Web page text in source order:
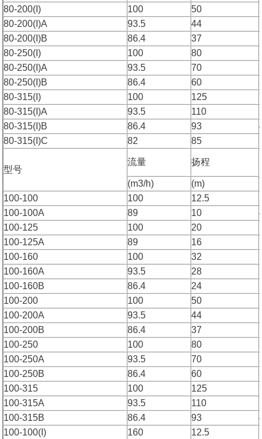
80-200(I)
100 50
80-200(I)A
93.5 44
80-200(I)B
86.4 37
80-250(I)
100 80
80-250(I)A
93.5 70
80-250(I)B
86.4 60
80-315(I)
100 125
80-315(I)A
93.5 110
80-315(I)B
86.4 93
80-315(I)C
82 85
型号
流量 扬程
(m3/h)
(m)
100-100
100 12.5
100-100A
89 10
100-125
100 20
100-125A
89 16
100-160
100 32
100-160A
93.5 28
100-160B
86.4 24
100-200
100 50
100-200A
93.5 44
100-200B
86.4 37
100-250
100 80
100-250A
93.5 70
100-250B
86.4 60
100-315
100 125
100-315A
93.5 110
100-315B
86.4 93
100-100(I)
160 12.5